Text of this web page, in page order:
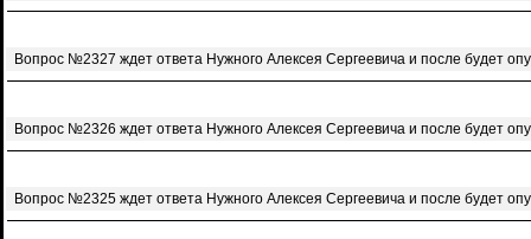
Вопрос №2327 ждет ответа Нужного Алексея Сергеевича и после будет
Вопрос №2326 ждет ответа Нужного Алексея Сергеевича и после будет
Вопрос №2325 ждет ответа Нужного Алексея Сергеевича и после будет